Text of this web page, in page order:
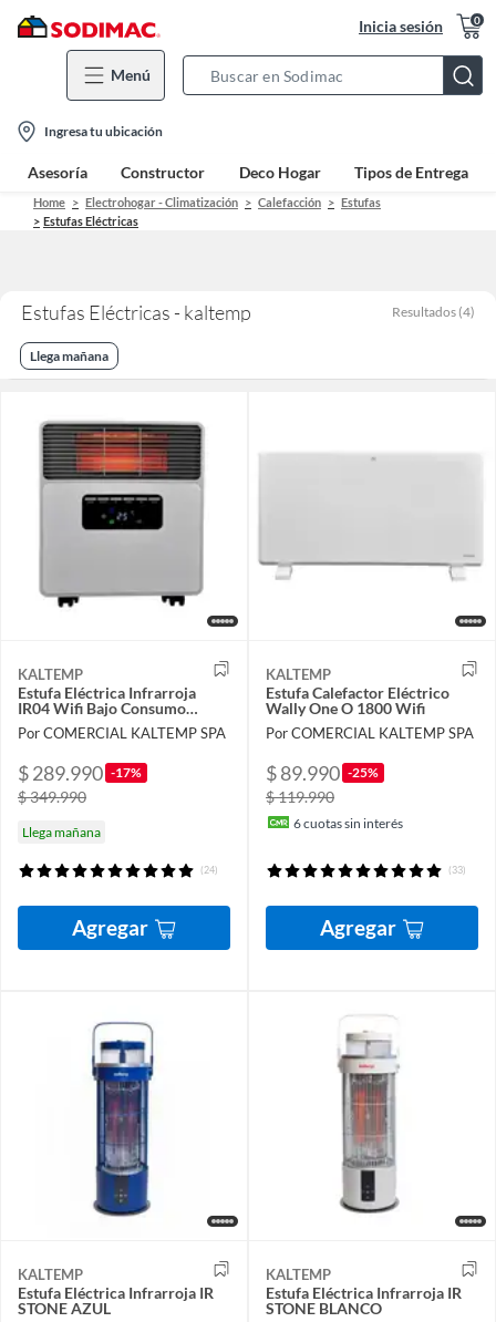
Inicia sesión 0
Menú
Bar
location-
icon
Ingresa tu ubicación
Asesoría Constructor Deco Hogar Tipos de Entrega
Home Electrohogar - Climatización Calefacción
Estufas
Estufas Eléctricas
Estufas Eléctricas - kaltemp Resultados (4)
Llega mañana
KALTEMP
Estufa Eléctrica Infrarroja
IR04 Wifi Bajo Consumo…
Por COMERCIAL KALTEMP SPA
$ 289.990 -17%
$ 349.990
Llega mañana
(24)
Agregar
KALTEMP
Estufa Calefactor Eléctrico
Wally One O 1800 Wifi
Por COMERCIAL KALTEMP SPA
$ 89.990 -25%
$ 119.990
6cuotas sin interés
(33)
Agregar
KALTEMP
Estufa Eléctrica Infrarroja IR
STONE AZUL
KALTEMP
Estufa Eléctrica Infrarroja IR
STONE BLANCO